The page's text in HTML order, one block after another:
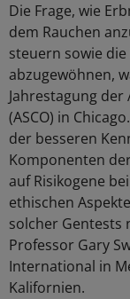
Die Frage, wie
dem Rauchen
steuern sowie
abzugewöhnen,
Jahrestagung der
(ASCO) in
der besseren
Komponenten
auf Risikogene
ethischen
solcher Gentests
Professor Gary
International in
Kalifornien.